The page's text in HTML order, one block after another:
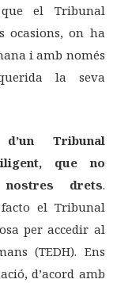
el Tribunal
ocasions, on ha
i amb només
la seva
Tribunal
que no
drets.
el Tribunal
per accedir al
(TEDH). Ens
d’acord amb